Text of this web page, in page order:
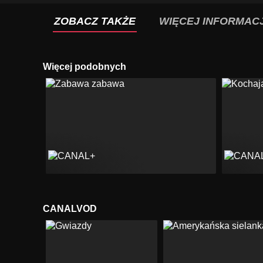
ZOBACZ TAKŻE WIĘCEJ
Więcej podobnych
CANALVOD